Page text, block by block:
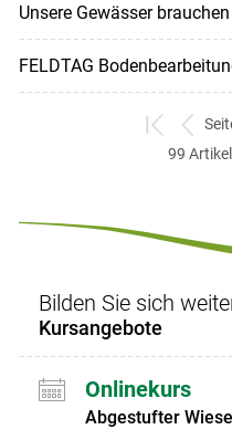
Unsere Gewässer
FELDTAG
zum
ersten
zurück
zum
99
Bilden Sie sich
Kursangebote
Onlinekurs
Abgestufter